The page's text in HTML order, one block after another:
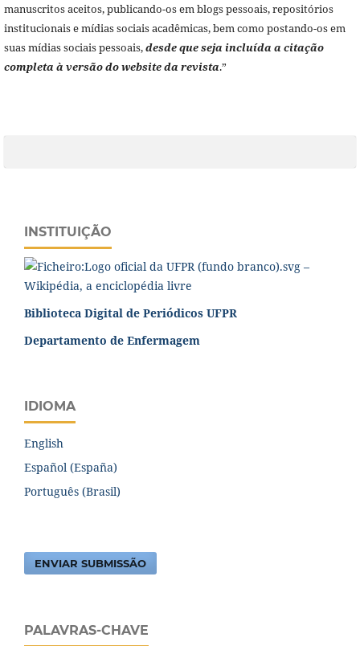
manuscritos aceitos, publicando-os em blogs pessoais, repositórios
institucionais e mídias sociais acadêmicas, bem como postando-os em
suas mídias sociais pessoais,desde que seja incluída a citação
completa à versão do website da revista.”
INSTITUIÇÃO
Biblioteca Digital de Periódicos UFPR
Departamento de Enfermagem
IDIOMA
English
Español (España)
Português (Brasil)
ENVIAR SUBMISSÃO
PALAVRAS-CHAVE